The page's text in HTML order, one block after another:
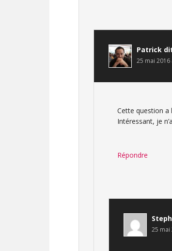
Patrick
25 mai 2016
Cette question a
Intéressant, je
Répondre
25 mai